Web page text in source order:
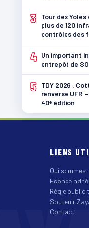
3
Tour des
plus de 120
contrôles des
4 Un important
entrepôt de
5
TDY 2026 :
renverse UFR
40ᵉ édition
LIENS
Qui
Espace
Régie
Soutenir
Contact